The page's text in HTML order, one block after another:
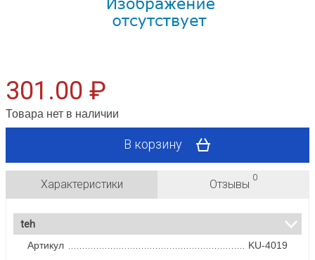
301.00 ₽
Товара нет в наличии
В корзину
Характеристики Отзывы
0
teh
Артикул
KU-4019